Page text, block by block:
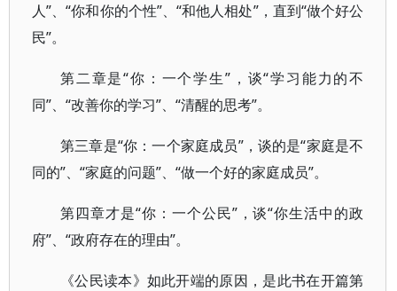
人”、“你和你的个性”、“和他人相处”，直到“做个好公
民”。
第二章是“你：一个学生”，谈“学习能力的不
同”、“改善你的学习”、“清醒的思考”。
第三章是“你：一个家庭成员”，谈的是“家庭是不
同的”、“家庭的问题”、“做一个好的家庭成员”。
第四章才是“你：一个公民”，谈“你生活中的政
府”、“政府存在的理由”。
《公民读本》如此开端的原因，是此书在开篇第